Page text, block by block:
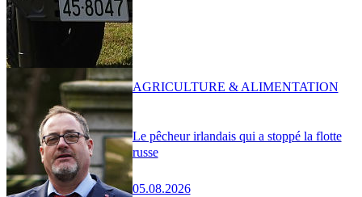
Le pêcheur irlandais qui a stoppé la flotte
russe
05.08.2026
AGRICULTURE & ALIMENTATION